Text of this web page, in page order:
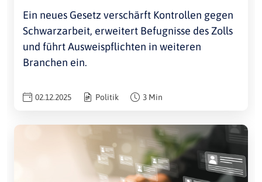
Ein neues Gesetz verschärft Kontrollen gegen
Schwarzarbeit, erweitert Befugnisse des Zolls
und führt Ausweispflichten in weiteren
Branchen ein.
02.12.2025 Politik 3 Min